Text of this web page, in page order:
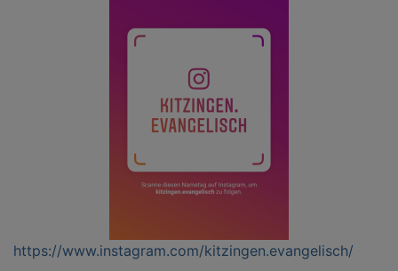
https://www.instagram.com/kitzingen.evangelisch/